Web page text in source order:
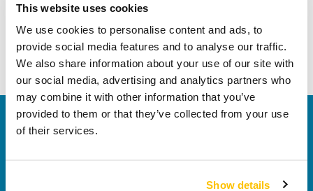
This website uses cookies
We use cookies to personalise content and ads, to
provide social media features and to analyse our traffic.
We also share information about your use of our site with
our social media, advertising and analytics partners who
may combine it with other information that you’ve
provided to them or that they’ve collected from your use
of their services.
Show details
Technical details
Plato frontal AOS014 para AOS 130NV
Contacta con nosotros